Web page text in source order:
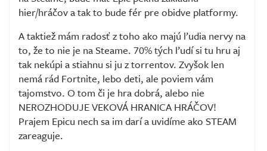
hier/hráčov a tak to bude fér pre obidve platformy.
A taktiež mám radosť z toho ako majú ľudia nervy na
to, že to nie je na Steame. 70% tých ľudí si tu hru aj
tak nekúpi a stiahnu si ju z torrentov. Zvyšok len
nemá rád Fortnite, lebo deti, ale poviem vám
tajomstvo. O tom či je hra dobrá, alebo nie
NEROZHODUJE VEKOVÁ HRANICA HRÁČOV!
Prajem Epicu nech sa im darí a uvidíme ako STEAM
zareaguje.